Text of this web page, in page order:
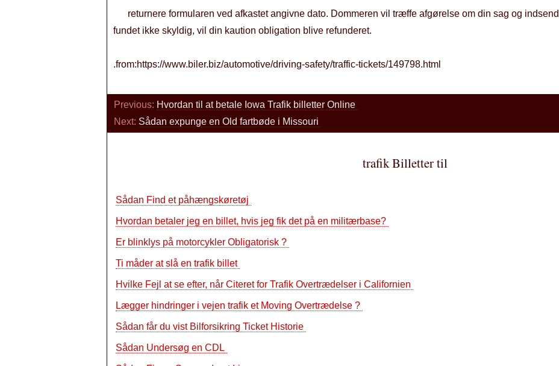
returnere formularen ved afkastet angivne dato. Dommeren vil træffe afgørelse om din sag og
fundet ikke skyldig, vil din kaution obligation blive refunderet.
.from:https://www.biler.biz/automotive/driving-safety/traffic-tickets/149798.html
Previous: Hvordan til at betale Iowa Trafik billetter Online
Next: Sådan expunge en Old fartbøde i Missouri
trafik Billetter til
Sådan Find et påhængskøretøj
Hvordan betaler jeg en billet, hvis jeg fik det på en militærbase?
Er blinklys på motorcykler Obligatorisk ?
Ti måder at slå en trafik billet
Hvilke Fejl at se efter, når Citeret for Trafik Overtrædelser i Californien
Lægger hindringer i vejen trafik et Moving Overtrædelse ?
Sådan får du vist Bilforsikring Ticket Historie
Sådan Undersøg en CDL